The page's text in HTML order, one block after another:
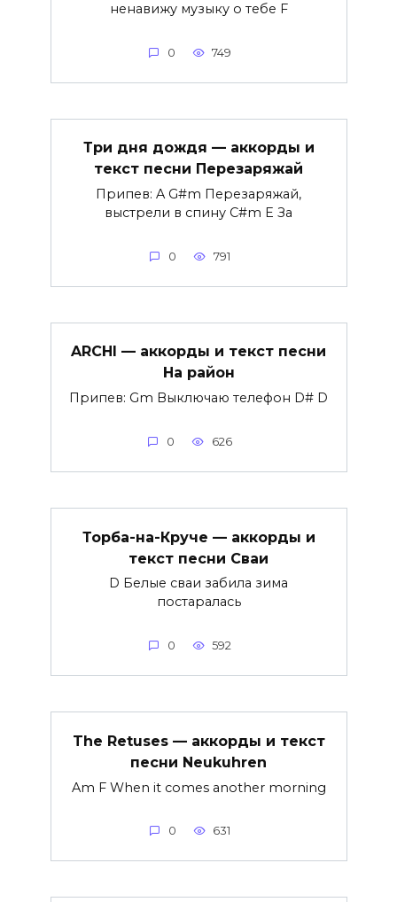
ненавижу музыку о тебе F
0 749
Три дня дождя — аккорды и
текст песни Перезаряжай
Припев: A G#m Перезаряжай,
выстрели в спину C#m E За
0 791
ARCHI — аккорды и текст песни
На район
Припев: Gm Выключаю телефон D# D
0 626
Торба-на-Круче — аккорды и
текст песни Сваи
D Белые сваи забила зима
постаралась
0 592
The Retuses — аккорды и текст
песни Neukuhren
Am F When it comes another morning
0 631